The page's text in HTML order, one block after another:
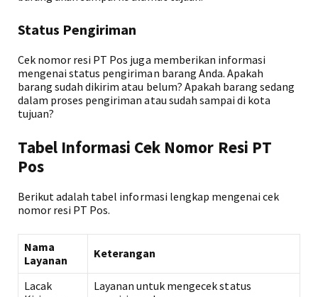
Status Pengiriman
Cek nomor resi PT Pos juga memberikan informasi
mengenai status pengiriman barang Anda. Apakah
barang sudah dikirim atau belum? Apakah barang sedang
dalam proses pengiriman atau sudah sampai di kota
tujuan?
Tabel Informasi Cek Nomor Resi PT
Pos
Berikut adalah tabel informasi lengkap mengenai cek
nomor resi PT Pos.
Nama
Layanan
Keterangan
Lacak
Layanan untuk mengecek status